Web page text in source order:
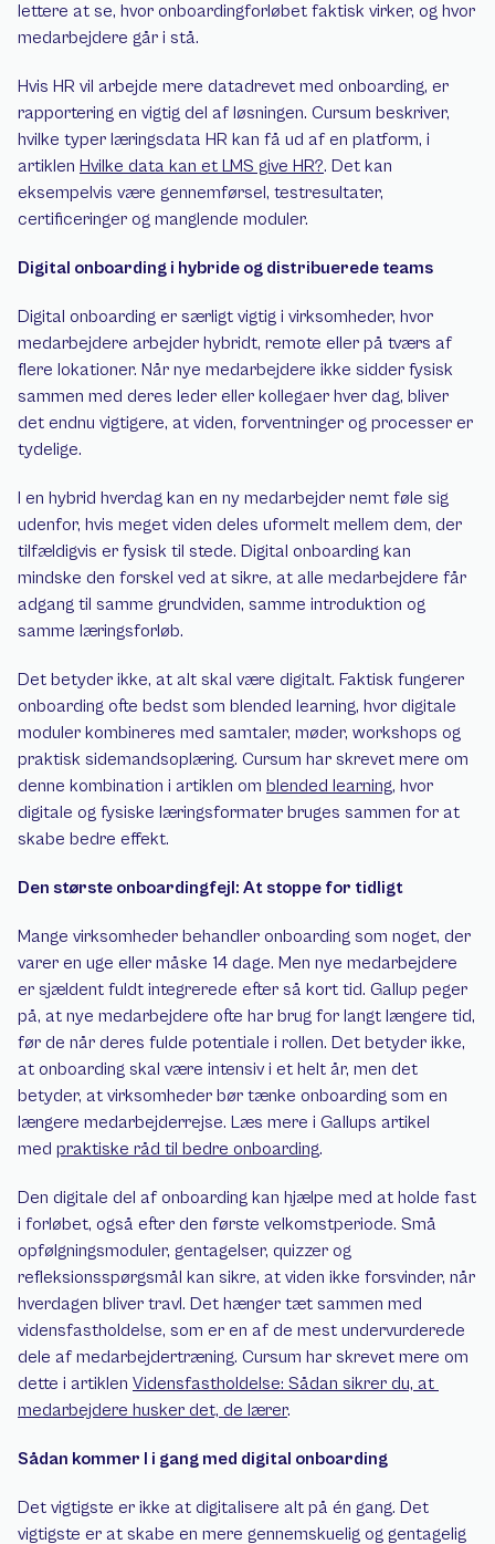
lettere at se, hvor onboardingforløbet faktisk virker, og hvor
medarbejdere går i stå.
Hvis HR vil arbejde mere datadrevet med onboarding, er
rapportering en vigtig del af løsningen. Cursum beskriver,
hvilke typer læringsdata HR kan få ud af en platform, i
artiklen Hvilke data kan et LMS give HR?. Det kan
eksempelvis være gennemførsel, testresultater,
certificeringer og manglende moduler.
Digital onboarding i hybride og distribuerede teams
Digital onboarding er særligt vigtig i virksomheder, hvor
medarbejdere arbejder hybridt, remote eller på tværs af
flere lokationer. Når nye medarbejdere ikke sidder fysisk
sammen med deres leder eller kollegaer hver dag, bliver
det endnu vigtigere, at viden, forventninger og processer er
tydelige.
I en hybrid hverdag kan en ny medarbejder nemt føle sig
udenfor, hvis meget viden deles uformelt mellem dem, der
tilfældigvis er fysisk til stede. Digital onboarding kan
mindske den forskel ved at sikre, at alle medarbejdere får
adgang til samme grundviden, samme introduktion og
samme læringsforløb.
Det betyder ikke, at alt skal være digitalt. Faktisk fungerer
onboarding ofte bedst som blended learning, hvor digitale
moduler kombineres med samtaler, møder, workshops og
praktisk sidemandsoplæring. Cursum har skrevet mere om
denne kombination i artiklen om blended learning, hvor
digitale og fysiske læringsformater bruges sammen for at
skabe bedre effekt.
Den største onboardingfejl: At stoppe for tidligt
Mange virksomheder behandler onboarding som noget, der
varer en uge eller måske 14 dage. Men nye medarbejdere
er sjældent fuldt integrerede efter så kort tid. Gallup peger
på, at nye medarbejdere ofte har brug for langt længere tid,
før de når deres fulde potentiale i rollen. Det betyder ikke,
at onboarding skal være intensiv i et helt år, men det
betyder, at virksomheder bør tænke onboarding som en
længere medarbejderrejse. Læs mere i Gallups artikel
med praktiske råd til bedre onboarding.
Den digitale del af onboarding kan hjælpe med at holde fast
i forløbet, også efter den første velkomstperiode. Små
opfølgningsmoduler, gentagelser, quizzer og
refleksionsspørgsmål kan sikre, at viden ikke forsvinder, når
hverdagen bliver travl. Det hænger tæt sammen med
vidensfastholdelse, som er en af de mest undervurderede
dele af medarbejdertræning. Cursum har skrevet mere om
dette i artiklen Vidensfastholdelse: Sådan sikrer du, at
medarbejdere husker det, de lærer.
Sådan kommer I i gang med digital onboarding
Det vigtigste er ikke at digitalisere alt på én gang. Det
vigtigste er at skabe en mere gennemskuelig og gentagelig